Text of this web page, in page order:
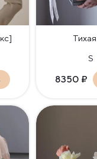
S
8350 ₽